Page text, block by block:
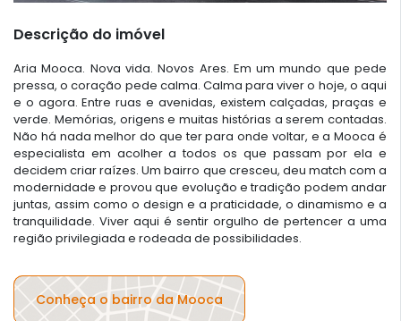
Descrição do imóvel
Aria Mooca. Nova vida. Novos Ares. Em um mundo que pede
pressa, o coração pede calma. Calma para viver o hoje, o aqui
e o agora. Entre ruas e avenidas, existem calçadas, praças e
verde. Memórias, origens e muitas histórias a serem contadas.
Não há nada melhor do que ter para onde voltar, e a Mooca é
especialista em acolher a todos os que passam por ela e
decidem criar raízes. Um bairro que cresceu, deu match com a
modernidade e provou que evolução e tradição podem andar
juntas, assim como o design e a praticidade, o dinamismo e a
tranquilidade. Viver aqui é sentir orgulho de pertencer a uma
região privilegiada e rodeada de possibilidades.
Conheça o bairro da Mooca